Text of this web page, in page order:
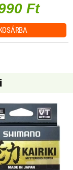
Ft
KOSÁRBA